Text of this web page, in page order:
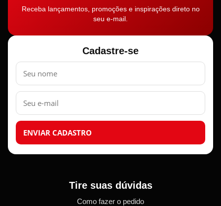
Receba lançamentos, promoções e inspirações direto no
seu e-mail.
Cadastre-se
Nome
E-
mail
ENVIAR CADASTRO
Tire suas dúvidas
Como fazer o pedido